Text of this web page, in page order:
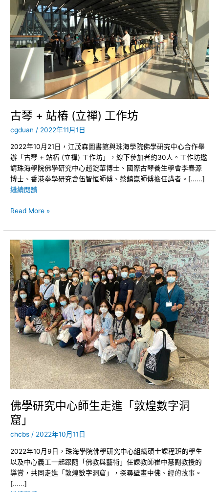
古琴 + 站樁 (立禪) 工作坊
cgduan / 2022年11月1日
2022年10月21日，江茂森圖書館與珠海學院佛學研究中心合作舉
辦「古琴 + 站樁 (立禪) 工作坊」，線下參加者約30人。工作坊邀
請珠海學院佛學研究中心趙錠華博士、國際古琴養生學會李春源
博士、香港拳學研究會伍智恒師傅、蔡鎮崑師傅擔任講者。[......]
繼續閱讀
+
站
樁
(立
Read More »
佛學研究中心師生走進「敦煌數字洞
窟」
chcbs / 2022年10月11日
2022年10月9日，珠海學院佛學研究中心組織碩士課程班的學生
以及中心義工一起跟隨「佛教與藝術」任課教師崔中慧副教授的
導賞，共同走進「敦煌數字洞窟」，探尋壁畫中佛、經的故事。
[......]
佛
學
研
究
中
心
師
生
走
進
「敦
煌
數
字
窟」